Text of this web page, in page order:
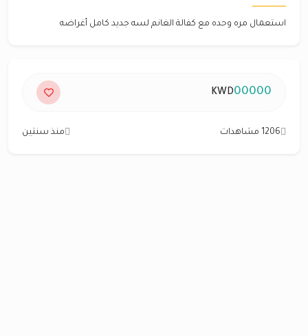
استعمال مره وحده مع كفالة الغانم لسه جديد كامل أغراضه
00000
KWD
1206 مشاهدات منذ سنتين